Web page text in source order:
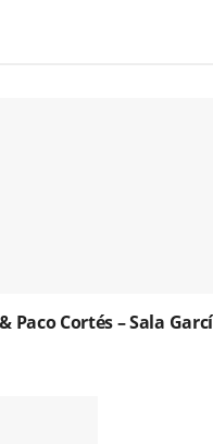
Paco Cortés – Sala